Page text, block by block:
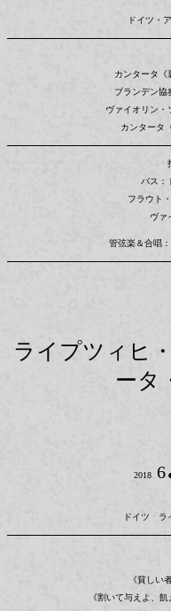
ドイツ・
カンタータ《
ブランデン協
ヴァイオリン・
カンタータ
バス：
フラウト
ヴァ
管弦楽＆合唱
ライプツィヒ
ータ
2018 6
ドイツ ラ
《貧しい
《割いて与えよ、